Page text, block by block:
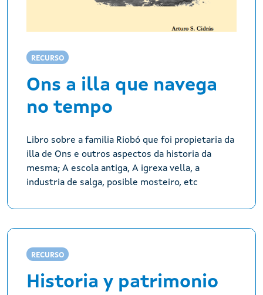
RECURSO
Ons a illa que navega
no tempo
Libro sobre a familia Riobó que foi propietaria da
illa de Ons e outros aspectos da historia da
mesma; A escola antiga, A igrexa vella, a
industria de salga, posible mosteiro, etc
RECURSO
Historia y patrimonio